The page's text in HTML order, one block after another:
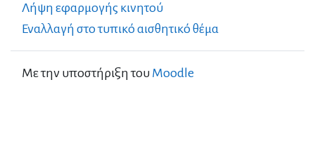
Λήψη εφαρμογής κινητού
Εναλλαγή στο τυπικό αισθητικό θέμα
Με την υποστήριξη του Moodle